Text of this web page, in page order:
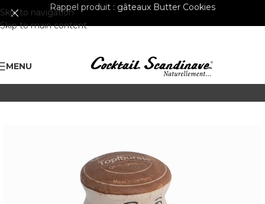
Skip to navigation
Skip to main content
Rappel produit : gâteaux Butter Cookies
MENU